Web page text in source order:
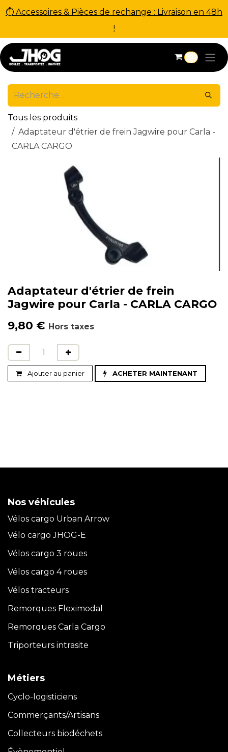
⏱ Accessoires & Pièces de rechange : Livraison en 48h
!
Se rendre au contenu
0
Tous les produits
Adaptateur d'étrier de frein Jagwire pour Carla -
CARLA CARGO
Adaptateur d'étrier de frein
Jagwire pour Carla - CARLA CARGO
9,80 € Hors taxes
Ajouter au panier ACHETER MAINTENANT
Nos véhicules
Vélos cargo Urban Arrow
Vélo cargo JHOG-E
Vélos cargo 3 roues
Vélos cargo 4 roues
Vélos tracteurs
Remorques Fleximodal
Remorques Carla Cargo
Triporteurs intrasite
Métiers
Cyclo-logisticiens
Commerçants/Artisans
Collecteurs biodéchets